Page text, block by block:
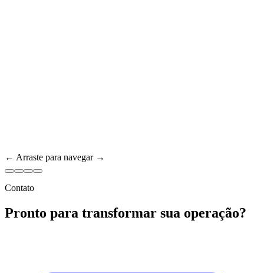
← Arraste para navegar →
Contato
Pronto para transformar sua operação?